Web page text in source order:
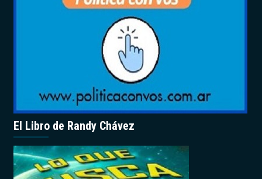
El Libro de Randy Chávez